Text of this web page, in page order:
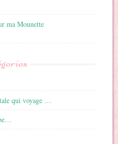
ma Mounette
qui voyage …